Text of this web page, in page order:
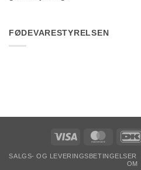
FØDEVARESTYRELSEN
Visa
SALGS- OG LEVERINGSBETINGELSER
OM